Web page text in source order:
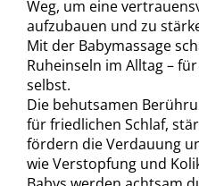
Weg, um eine
aufzubauen und zu
Mit der Babymassage
Ruheinseln im Alltag –
selbst.
Die behutsamen
für friedlichen Schlaf,
fördern die Verdauung
wie Verstopfung und